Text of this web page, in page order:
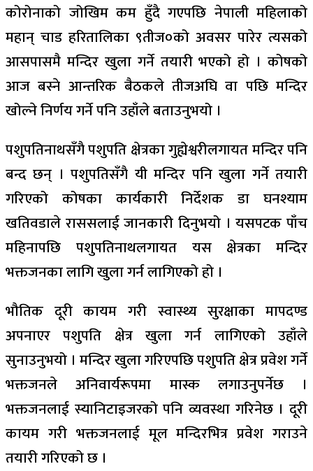
कोरोनाको जोखिम कम हुँदै गएपछि नेपाली महिलाको
महान् चाड हरितालिका ९तीज०को अवसर पारेर त्यसको
आसपासमै मन्दिर खुला गर्ने तयारी भएको हो । कोषको
आज बस्ने आन्तरिक बैठकले तीजअघि वा पछि मन्दिर
खोल्ने निर्णय गर्ने पनि उहाँले बताउनुभयो ।
पशुपतिनाथसँगै पशुपति क्षेत्रका गुह्येश्वरीलगायत मन्दिर पनि
बन्द छन् । पशुपतिसँगै यी मन्दिर पनि खुला गर्ने तयारी
गरिएको कोषका कार्यकारी निर्देशक डा घनश्याम
खतिवडाले राससलाई जानकारी दिनुभयो । यसपटक पाँच
महिनापछि पशुपतिनाथलगायत यस क्षेत्रका मन्दिर
भक्तजनका लागि खुला गर्न लागिएको हो ।
भौतिक दूरी कायम गरी स्वास्थ्य सुरक्षाका मापदण्ड
अपनाएर पशुपति क्षेत्र खुला गर्न लागिएको उहाँले
सुनाउनुभयो । मन्दिर खुला गरिएपछि पशुपति क्षेत्र प्रवेश गर्ने
भक्तजनले अनिवार्यरूपमा मास्क लगाउनुपर्नेछ ।
भक्तजनलाई स्यानिटाइजरको पनि व्यवस्था गरिनेछ । दूरी
कायम गरी भक्तजनलाई मूल मन्दिरभित्र प्रवेश गराउने
तयारी गरिएको छ ।